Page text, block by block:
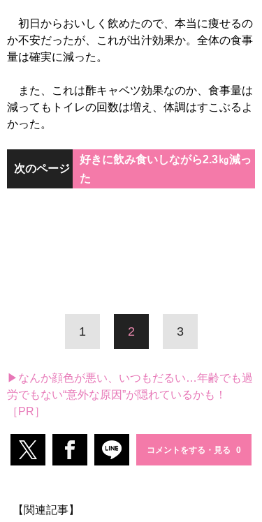
初日からおいしく飲めたので、本当に痩せるの
か不安だったが、これが出汁効果か。全体の食事
量は確実に減った。
また、これは酢キャベツ効果なのか、食事量は
減ってもトイレの回数は増え、体調はすこぶるよ
かった。
次のページ
好きに飲み食いしながら2.3㎏減っ
た
1 2 3
▶なんか顔色が悪い、いつもだるい…年齢でも過
労でもない“意外な原因”が隠れているかも！
［PR］
コメントをする・見る
【関連記事】